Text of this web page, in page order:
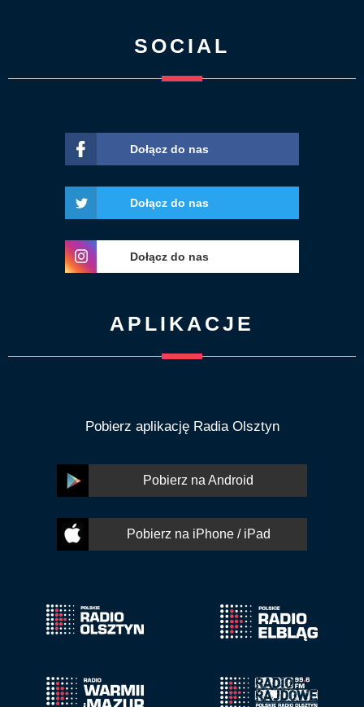
SOCIAL
Dołącz do nas
Dołącz do nas
Dołącz do nas
APLIKACJE
Pobierz aplikację Radia Olsztyn
Pobierz na Android
Pobierz na iPhone / iPad